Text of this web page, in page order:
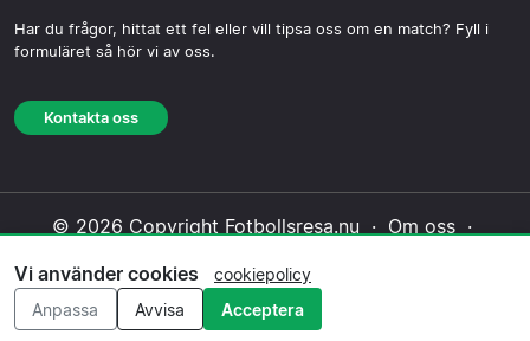
Har du frågor, hittat ett fel eller vill tipsa oss om en match? Fyll i
formuläret så hör vi av oss.
Kontakta oss
© 2026 Copyright Fotbollsresa.nu · Om oss ·
Redaktionell policy
Vi använder cookies
cookiepolicy
Anpassa
Avvisa Acceptera